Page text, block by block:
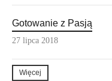
Gotowanie z Pasją
27 lipca 2018
Więcej